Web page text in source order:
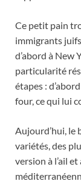
Ce petit pain
immigrants
d’abord à New
particularité
étapes :
four, ce qui lui
Aujourd’hui, le
variétés, des
version à l’ail